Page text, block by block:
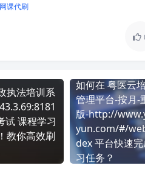
网课代刷
执法培训系
试 课程学习
教你高效刷
如何在 粤医云
管理平台-按月-
版-http://
yun.com/#/
dex 平台快速
习任务？